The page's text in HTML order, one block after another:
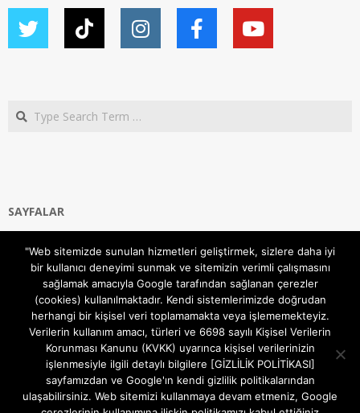
Search
SAYFALAR
Gizlilik ve Çerezler (Cookies) Politikası
Hakkımızda
İletişim Kanalları
MODEM KURULUM
TEKNİK DESTEK
TELEVİZYON SİSTEMLERİ
"Web sitemizde sunulan hizmetleri geliştirmek, sizlere daha iyi
bir kullanıcı deneyimi sunmak ve sitemizin verimli çalışmasını
sağlamak amacıyla Google tarafından sağlanan çerezler
(cookies) kullanılmaktadır. Kendi sistemlerimizde doğrudan
herhangi bir kişisel veri toplamamakta veya işlememekteyiz.
Verilerin kullanım amacı, türleri ve 6698 sayılı Kişisel Verilerin
Korunması Kanunu (KVKK) uyarınca kişisel verilerinizin
işlenmesiyle ilgili detaylı bilgilere [GİZLİLİK POLİTİKASI]
sayfamızdan ve Google'ın kendi gizlilik politikalarından
ulaşabilirsiniz. Web sitemizi kullanmaya devam etmeniz, Google